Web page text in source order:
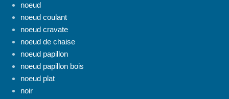
noeud
noeud coulant
noeud cravate
noeud de chaise
noeud papillon
noeud papillon bois
noeud plat
noir